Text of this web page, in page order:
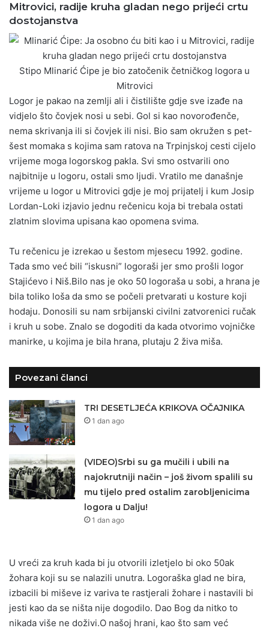
Mitrovici, radije kruha gladan nego prijeći crtu
dostojanstva
Stipo Mlinarić Ćipe je bio zatočenik četničkog logora u
Mitrovici
Logor je pakao na zemlji ali i čistilište gdje sve izađe na
vidjelo što čovjek nosi u sebi. Gol si kao novorođenče,
nema skrivanja ili si čovjek ili nisi. Bio sam okružen s pet-
šest momaka s kojima sam ratova na Trpinjskoj cesti cijelo
vrijeme moga logorskog pakla. Svi smo ostvarili ono
najbitnije u logoru, ostali smo ljudi. Vratilo me današnje
vrijeme u logor u Mitrovici gdje je moj prijatelj i kum Josip
Lordan-Loki izjavio jednu rečenicu koja bi trebala ostati
zlatnim slovima upisana kao opomena svima.
Tu rečenicu je izrekao u šestom mjesecu 1992. godine.
Tada smo već bili “iskusni” logoraši jer smo prošli logor
Stajićevo i Niš.Bilo nas je oko 50 logoraša u sobi, a hrana je
bila toliko loša da smo se počeli pretvarati u kosture koji
hodaju. Donosili su nam srbijanski civilni zatvorenici ručak
i kruh u sobe. Znalo se dogoditi da kada otvorimo vojničke
manirke, u kojima je bila hrana, plutaju 2 živa miša.
Povezani članci
TRI DESETLJEĆA KRIKOVA OČAJNIKA
1 dan ago
(VIDEO)Srbi su ga mučili i ubili na
najokrutniji način – još živom spalili su
mu tijelo pred ostalim zarobljenicima
logora u Dalju!
1 dan ago
U vreći za kruh kada bi ju otvorili izletjelo bi oko 50ak
žohara koji su se nalazili unutra. Logoraška glad ne bira,
izbacili bi miševe iz variva te rastjerali žohare i nastavili bi
jesti kao da se ništa nije dogodilo. Dao Bog da nitko to
nikada više ne doživi.O našoj hrani, kao što sam već